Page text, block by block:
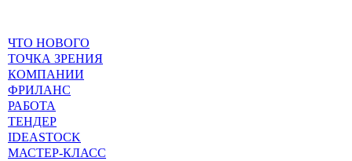
ЧТО НОВОГО
ТОЧКА ЗРЕНИЯ
КОМПАНИИ
ФРИЛАНС
РАБОТА
ТЕНДЕР
IDEASTOCK
МАСТЕР-КЛАСС